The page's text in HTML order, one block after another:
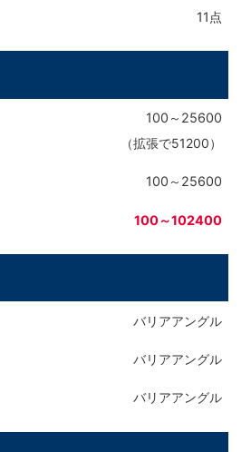
11点
100～25600
（拡張で51200）
100～25600
100～102400
バリアアングル
バリアアングル
バリアアングル